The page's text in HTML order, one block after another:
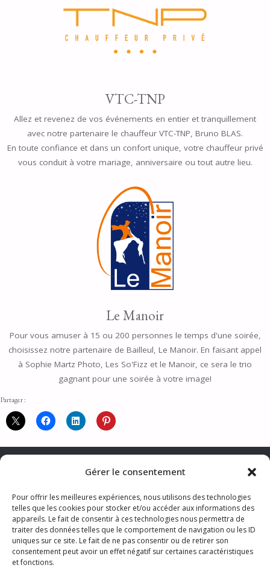
Gérer le consentement
Pour offrir les meilleures expériences, nous utilisons des technologies
telles que les cookies pour stocker et/ou accéder aux informations des
appareils. Le fait de consentir à ces technologies nous permettra de
traiter des données telles que le comportement de navigation ou les ID
uniques sur ce site. Le fait de ne pas consentir ou de retirer son
consentement peut avoir un effet négatif sur certaines caractéristiques
et fonctions.
VTC-TNP
Allez et revenez de vos événements en entier et tranquillement
avec notre partenaire le chauffeur VTC-TNP, Bruno BLAS.
En toute confiance et dans un confort unique, votre chauffeur privé
vous conduit à votre mariage, anniversaire ou tout autre lieu.
Le Manoir
Pour vous amuser à 15 ou 200 personnes le temps d'une soirée,
choisissez notre partenaire de Bailleul, Le Manoir. En faisant appel
à Sophie Martz Photo, Les So'Fizz et le Manoir, ce sera le trio
gagnant pour une soirée à votre image!
Partager :
CONTACTER LA PHOTOGRAPHE
MENTIONS LÉGALES & TRAITEMENT DES DONNÉES PERSONNELLES
CGV
TARIFS S’ABONNER AUX ACTUS